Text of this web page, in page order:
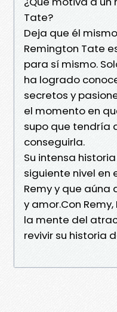
Tate?
Deja que él
Remington Tate
para sí mismo.
ha logrado
secretos y
el momento en
supo que tendría
conseguirla.
Su intensa
siguiente nivel en
Remy y que aúna
y amor.Con
la mente del
revivir su historia